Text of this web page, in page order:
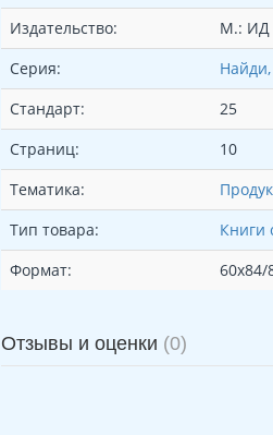
Издательство:
М.: ИД
Серия:
Стандарт:
25
Страниц:
10
Тематика:
Тип товара:
Книги
Формат:
60х84/
Отзывы и оценки (0)